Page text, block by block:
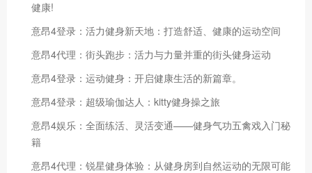
健康!
意昂4登录：活力健身新天地：打造舒适、健康的运动空间
意昂4代理：街头跑步：活力与力量并重的街头健身运动
意昂4登录：运动健身：开启健康生活的新篇章。
意昂4登录：超级瑜伽达人：kitty健身操之旅
意昂4娱乐：全面练活、灵活变通——健身气功五禽戏入门秘
籍
意昂4代理：锐星健身体验：从健身房到自然运动的无限可能